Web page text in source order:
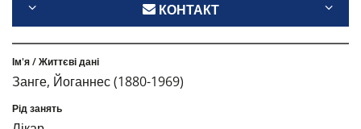
КОНТАКТ
Занге, Йоганнес (1880-1969)